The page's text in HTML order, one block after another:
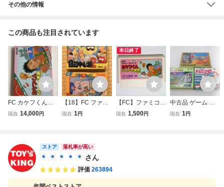
その他の情報
この商品も注目されています
FC カケフくんの
ジャンプ天国 スピ
現在 14,000円
【18】FC ファミ
コンソフト ぎゅわ
説明書付き 任天堂
当時物 まとめセッ
ト
現在 1円
本日終了
【FC】ファミコ
ン カケフくんの
現在 1,500円
中古品 ゲーム フ
ァミコン ソフト 3
現在 1円
ストア 落札率が高い
＊ ＊ ＊ ＊ ＊ さん
評価 263894